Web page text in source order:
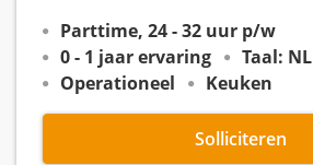
Parttime, 24 - 32 uur p/w
0 - 1 jaar ervaring
Taal: NL
Operationeel
Keuken
Solliciteren